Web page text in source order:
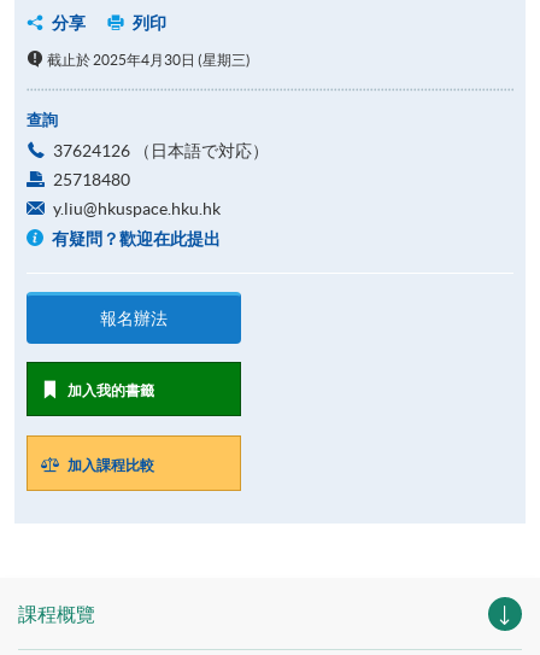
分享
列印
截止於 2025年4月30日 (星期三)
查詢
37624126 （日本語で対応）
25718480
y.liu@hkuspace.hku.hk
有疑問？歡迎在此提出
報名辦法
加入我的書籤
加入課程比較
課程概覽